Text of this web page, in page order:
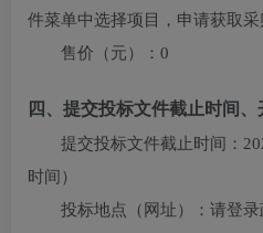
件菜单中选择项目，申请获取采
售价（元）： 0
四、提交投标文件截止时间
提交投标文件截止时间：
时间）
投标地点（网址）： 请登